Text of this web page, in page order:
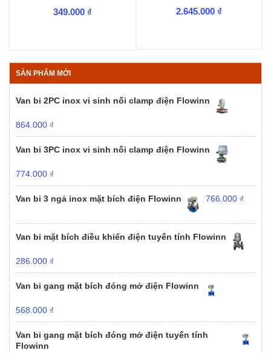
349.000 ₫ 2.645.000 ₫
SẢN PHẨM MỚI
Van bi 2PC inox vi sinh nối clamp điện Flowinn
864.000 ₫
Van bi 3PC inox vi sinh nối clamp điện Flowinn
774.000 ₫
Van bi 3 ngả inox mặt bích điện Flowinn 766.000 ₫
Van bi mặt bích điều khiển điện tuyến tính Flowinn
286.000 ₫
Van bi gang mặt bích đóng mở điện Flowinn
568.000 ₫
Van bi gang mặt bích đóng mở điện tuyến tính
Flowinn